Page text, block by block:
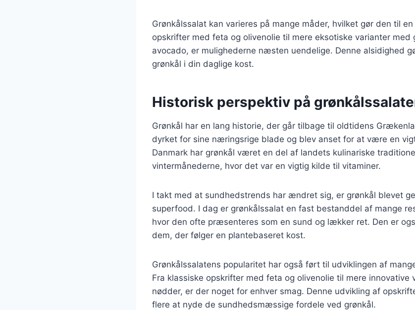
Grønkålssalat kan varieres på mange måder, hvilket gør den til
opskrifter med feta og olivenolie til mere eksotiske varianter
avocado, er mulighederne næsten uendelige. Denne alsidighed
grønkål i din daglige kost.
Historisk perspektiv på
Grønkål har en lang historie, der går tilbage til oldtidens
dyrket for sine næringsrige blade og blev anset for at være en
Danmark har grønkål været en del af landets kulinariske
vintermånederne, hvor det var en vigtig kilde til vitaminer.
I takt med at sundhedstrends har ændret sig, er grønkål blevet
superfood. I dag er grønkålssalat en fast bestanddel af mange
hvor den ofte præsenteres som en sund og lækker ret. Den er
dem, der følger en plantebaseret kost.
Grønkålssalatens popularitet har også ført til udviklingen af
Fra klassiske opskrifter med feta og olivenolie til mere innovative
nødder, er der noget for enhver smag. Denne udvikling af
flere at nyde de sundhedsmæssige fordele ved grønkål.